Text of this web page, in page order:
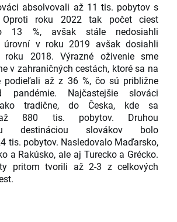
absolvovali až 11 tis. pobytov s
Oproti roku 2022 tak počet ciest
13 %, avšak stále nedosiahli
úrovní v roku 2019 avšak dosiahli
2018. Výrazné oživenie sme
v zahraničných cestách, ktoré sa na
podieľali až z 36 %, čo sú približne
pandémie. Najčastejšie slováci
tradične, do Česka, kde sa
až 880 tis. pobytov. Druhou
destináciou slovákov bolo
tis. pobytov. Nasledovalo Maďarsko,
a Rakúsko, ale aj Turecko a Grécko.
pritom tvorili až 2-3 z celkových